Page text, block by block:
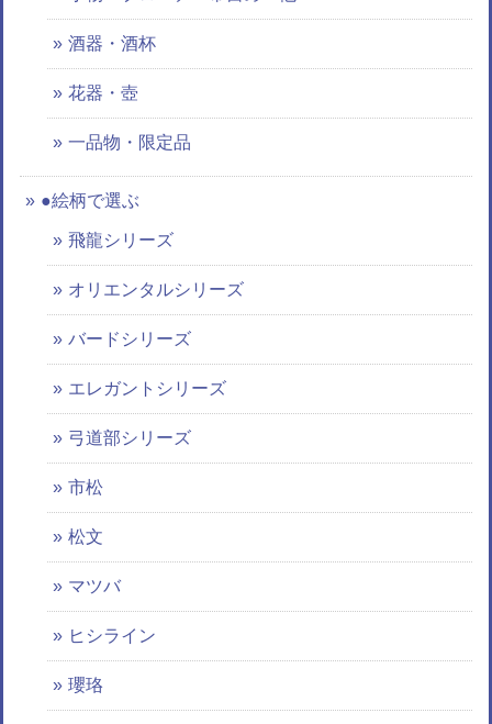
酒器・酒杯
花器・壺
一品物・限定品
●絵柄で選ぶ
飛龍シリーズ
オリエンタルシリーズ
バードシリーズ
エレガントシリーズ
弓道部シリーズ
市松
松文
マツバ
ヒシライン
瓔珞